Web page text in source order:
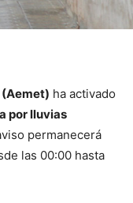
ha activado
por lluvias
permanecerá
las 00:00 hasta